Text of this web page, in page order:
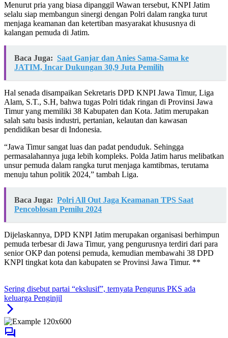
Menurut pria yang biasa dipanggil Wawan tersebut, KNPI Jatim
selalu siap membangun sinergi dengan Polri dalam rangka turut
menjaga keamanan dan ketertiban masyarakat khususnya di
kalangan pemuda di Jatim.
Baca Juga: Saat Ganjar dan Anies Sama-Sama ke
JATIM, Incar Dukungan 30,9 Juta Pemilih
Hal senada disampaikan Sekretaris DPD KNPI Jawa Timur, Liga
Alam, S.T., S.H, bahwa tugas Polri tidak ringan di Provinsi Jawa
Timur yang memiliki 38 Kabupaten dan Kota. Jatim merupakan
salah satu basis industri, pertanian, kelautan dan kawasan
pendidikan besar di Indonesia.
“Jawa Timur sangat luas dan padat penduduk. Sehingga
permasalahannya juga lebih kompleks. Polda Jatim harus melibatkan
unsur pemuda dalam rangka turut menjaga kamtibmas, terutama
menuju tahun politik 2024,” tambah Liga.
Baca Juga: Polri All Out Jaga Keamanan TPS Saat
Pencoblosan Pemilu 2024
Dijelaskannya, DPD KNPI Jatim merupakan organisasi berhimpun
pemuda terbesar di Jawa Timur, yang pengurusnya terdiri dari para
senior OKP dan potensi pemuda, kemudian membawahi 38 DPD
KNPI tingkat kota dan kabupaten se Provinsi Jawa Timur. **
Sering disebut partai “ekslusif”, ternyata Pengurus PKS ada
keluarga Penginjil